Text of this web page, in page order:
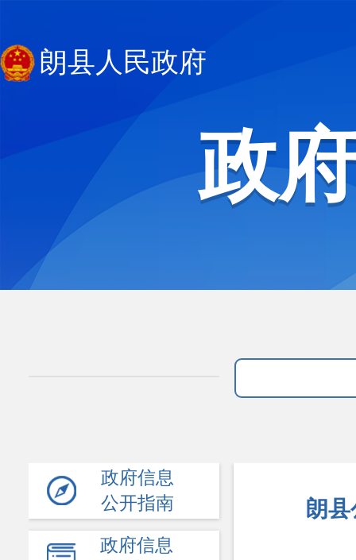
朗县人民政府
政
政府信息
公开指南
政府信息
朗